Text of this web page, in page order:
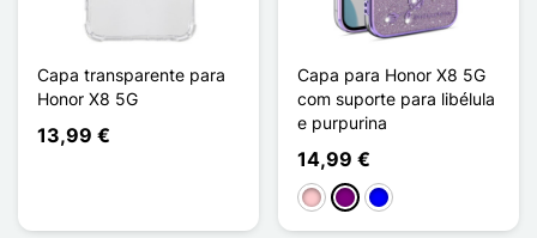
Capa transparente para
Honor X8 5G
13,99 €
Capa para Honor X8 5G
com suporte para libélula
e purpurina
14,99 €
RosaPúrpura
Azul